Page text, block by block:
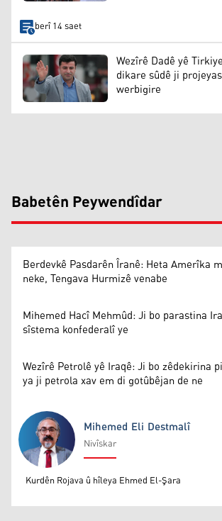
berî 14 saet
Wezîrê Dadê yê
dikare sûdê ji
werbigire
Babetên Peywendîdar
Berdevkê Pasdarên Îranê: Heta Amerîka
neke, Tengava Hurmizê venabe
Mihemed Hacî Mehmûd: Ji bo parastina
sîstema konfederalî ye
Wezîrê Petrolê yê Iraqê: Ji bo zêdekirina
ya ji petrola xav em di gotûbêjan de ne
Mihemed Eli Destmalî
Mihemed Eli Destmalî
Nivîskar
Kurdên Rojava û hîleya Ehmed El-Şara